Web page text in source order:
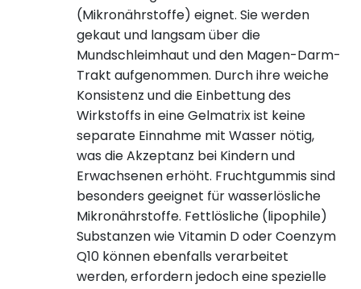
(Mikronährstoffe) eignet. Sie werden
gekaut und langsam über die
Mundschleimhaut und den Magen-Darm-
Trakt aufgenommen. Durch ihre weiche
Konsistenz und die Einbettung des
Wirkstoffs in eine Gelmatrix ist keine
separate Einnahme mit Wasser nötig,
was die Akzeptanz bei Kindern und
Erwachsenen erhöht. Fruchtgummis sind
besonders geeignet für wasserlösliche
Mikronährstoffe. Fettlösliche (lipophile)
Substanzen wie Vitamin D oder Coenzym
Q10 können ebenfalls verarbeitet
werden, erfordern jedoch eine spezielle